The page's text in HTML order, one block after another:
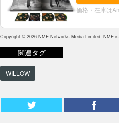
価格・在庫は
Copyright © 2026 NME Networks Media Limited. NME
関連タグ
WILLOW